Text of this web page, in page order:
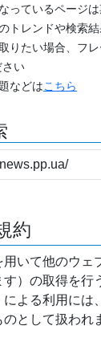
っているページ
トレンドや検索結
りたい場合、フ
さい
などはこちら
約
用いて他のウェ
す）の取得を行
よる利用には
として扱われ